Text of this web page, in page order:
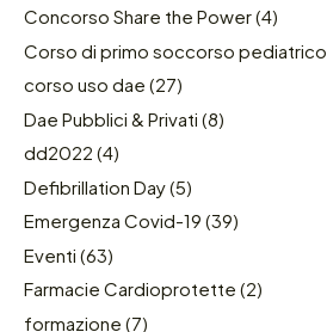
Concorso Share the Power(4)
Corso di primo soccorso pediatrico
corso uso dae (27)
Dae Pubblici & Privati (8)
dd2022 (4)
Defibrillation Day(5)
Emergenza Covid-19 (39)
Eventi (63)
Farmacie Cardioprotette (2)
formazione (7)